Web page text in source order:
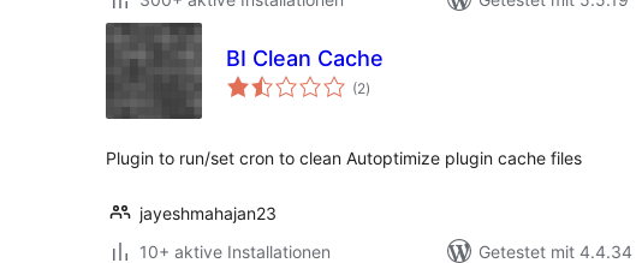
BI Clean Cache
(2Bewertungen
insgesamt
)
Plugin to run/set cron to clean Autoptimize plugin cache files
jayeshmahajan23
10+ aktive Installationen
Getestet mit 4.4.34